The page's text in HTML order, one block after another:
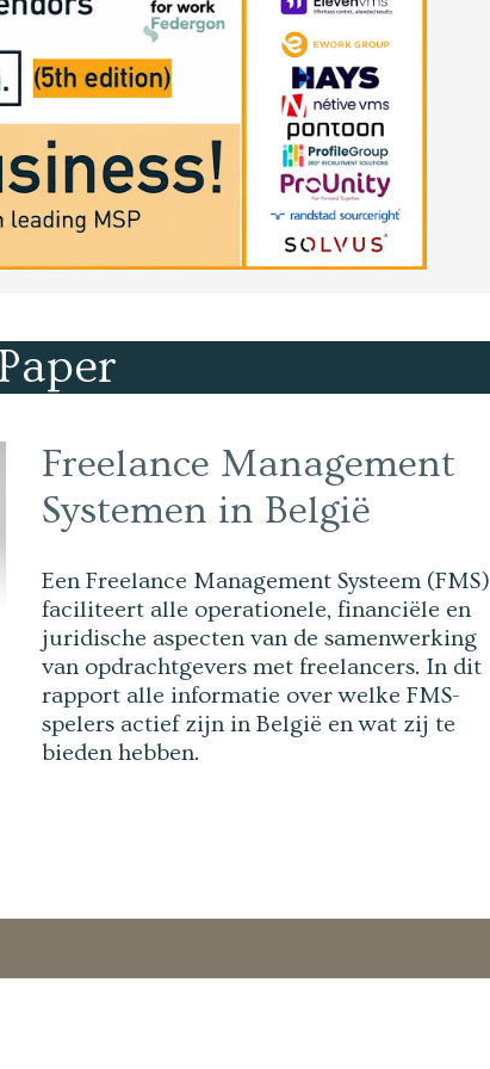
Freelance Management
Systemen in België
Een Freelance Management Systeem (FMS)
faciliteert alle operationele, financiële en
juridische aspecten van de samenwerking
van opdrachtgevers met freelancers. In dit
rapport alle informatie over welke FMS-
spelers actief zijn in België en wat zij te
bieden hebben.